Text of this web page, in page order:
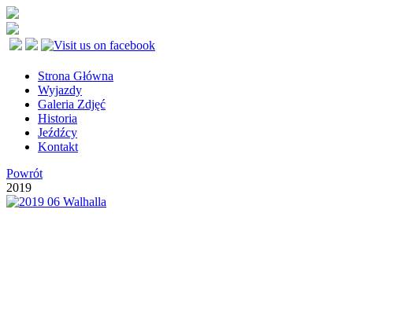
Strona Główna
Wyjazdy
Galeria Zdjęć
Historia
Jeźdźcy
Kontakt
Powrót
2019